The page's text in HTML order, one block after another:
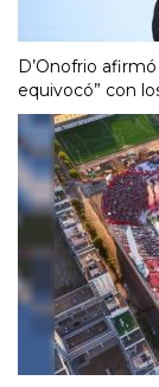
D’Onofrio
equivocó” con